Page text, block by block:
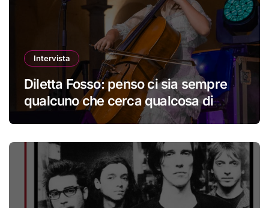
Intervista
Diletta Fosso: penso ci sia sempre
qualcuno che cerca qualcosa di